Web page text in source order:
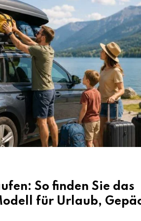
So finden Sie das
für Urlaub,